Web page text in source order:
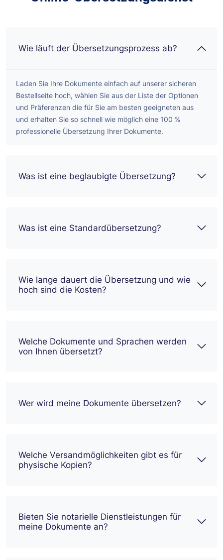
Wie läuft der Übersetzungsprozess ab?
Laden Sie Ihre Dokumente einfach auf unserer sicheren
Bestellseite hoch, wählen Sie aus der Liste der Optionen
und Präferenzen die für Sie am besten geeigneten aus
und erhalten Sie so schnell wie möglich eine 100 %
professionelle Übersetzung Ihrer Dokumente.
Was ist eine beglaubigte Übersetzung?
Was ist eine Standardübersetzung?
Wie lange dauert die Übersetzung und wie
hoch sind die Kosten?
Welche Dokumente und Sprachen werden
von Ihnen übersetzt?
Wer wird meine Dokumente übersetzen?
Welche Versandmöglichkeiten gibt es für
physische Kopien?
Bieten Sie notarielle Dienstleistungen für
meine Dokumente an?